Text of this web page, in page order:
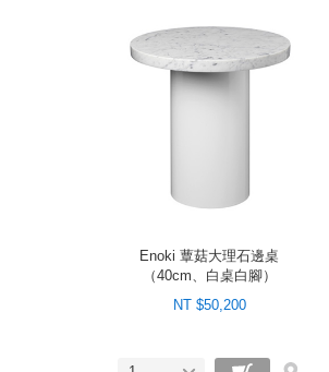
Enoki 蕈菇大理石邊桌
（40cm、白桌白腳）
NT $50,200